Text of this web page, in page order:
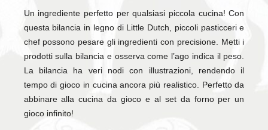
Un ingrediente perfetto per qualsiasi piccola cucina! Con
questa bilancia in legno di Little Dutch, piccoli pasticceri e
chef possono pesare gli ingredienti con precisione. Metti i
prodotti sulla bilancia e osserva come l’ago indica il peso.
La bilancia ha veri nodi con illustrazioni, rendendo il
tempo di gioco in cucina ancora più realistico. Perfetto da
abbinare alla cucina da gioco e al set da forno per un
gioco infinito!